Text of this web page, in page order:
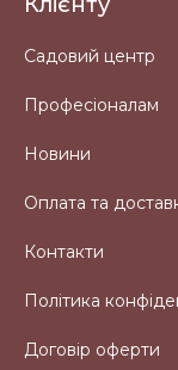
Садовий центр
Професіоналам
Новини
Оплата та
Контакти
Політика
Договір оферти